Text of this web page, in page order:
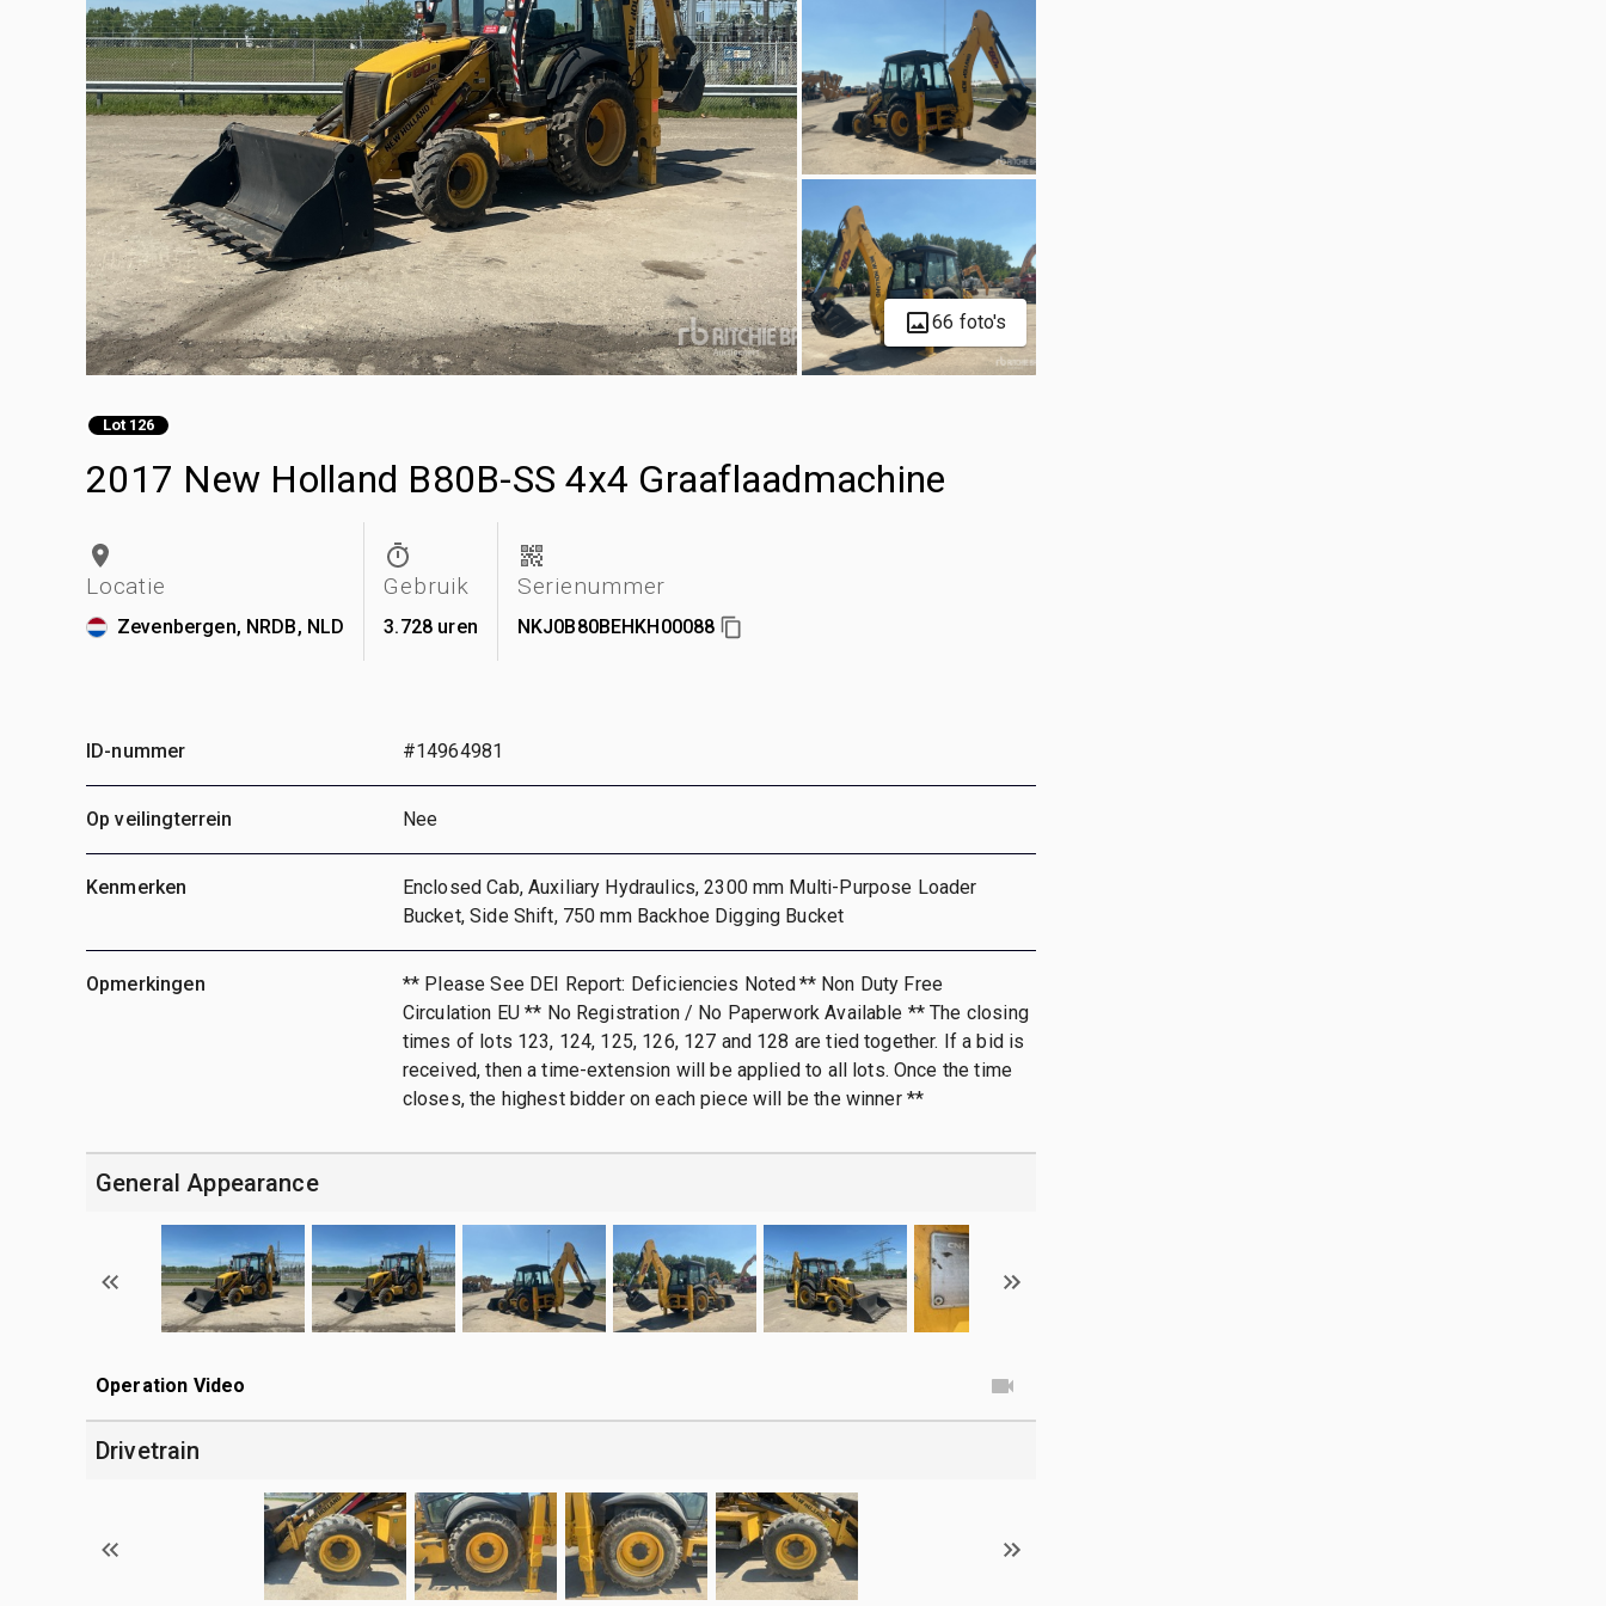
66 foto's
Lot 126
2017 New Holland B80B-SS 4x4 Graaflaadmachine
Locatie
Zevenbergen, NRDB, NLD
Gebruik
3.728 uren
Serienummer
NKJ0B80BEHKH00088
ID-nummer #14964981
Op veilingterrein Nee
Kenmerken
Enclosed Cab, Auxiliary Hydraulics, 2300 mm Multi-Purpose Loader
Bucket, Side Shift, 750 mm Backhoe Digging Bucket
Opmerkingen
** Please See DEI Report: Deficiencies Noted ** Non Duty Free
Circulation EU ** No Registration / No Paperwork Available ** The closing
times of lots 123, 124, 125, 126, 127 and 128 are tied together. If a bid is
received, then a time-extension will be applied to all lots. Once the time
closes, the highest bidder on each piece will be the winner **
General Appearance
Operation Video
Drivetrain